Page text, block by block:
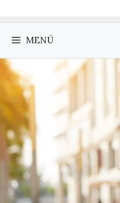
MENÚ